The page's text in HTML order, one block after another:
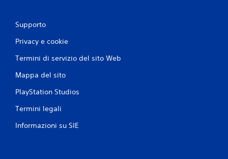
Supporto
Privacy e cookie
Termini di servizio del sito Web
Mappa del sito
PlayStation Studios
Termini legali
Informazioni su SIE